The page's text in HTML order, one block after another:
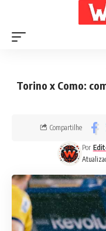
Torino x Como:
Por
Compartilhe